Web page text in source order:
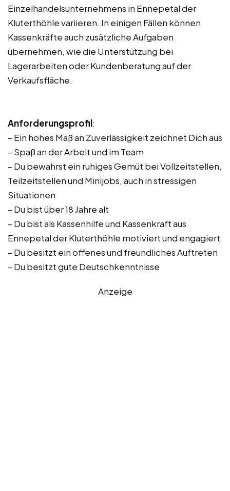
Einzelhandelsunternehmens in Ennepetal der
Kluterthöhle variieren. In einigen Fällen können
Kassenkräfte auch zusätzliche Aufgaben
übernehmen, wie die Unterstützung bei
Lagerarbeiten oder Kundenberatung auf der
Verkaufsfläche.
Anforderungsprofil:
– Ein hohes Maß an Zuverlässigkeit zeichnet Dich aus
– Spaß an der Arbeit und im Team
– Du bewahrst ein ruhiges Gemüt bei Vollzeitstellen,
Teilzeitstellen und Minijobs, auch in stressigen
Situationen
– Du bist über 18 Jahre alt
– Du bist als Kassenhilfe und Kassenkraft aus
Ennepetal der Kluterthöhle motiviert und engagiert
– Du besitzt ein offenes und freundliches Auftreten
– Du besitzt gute Deutschkenntnisse
Anzeige